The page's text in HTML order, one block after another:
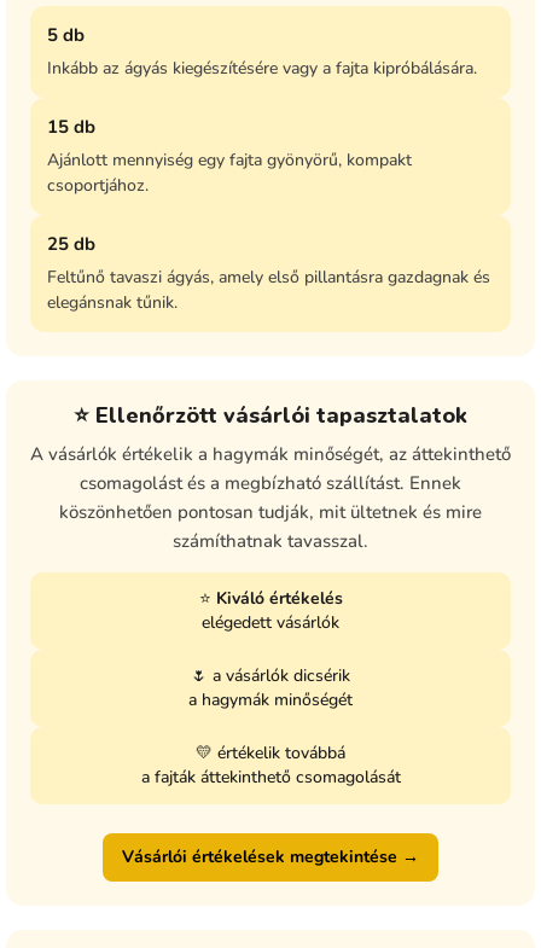
5 db
Inkább az ágyás kiegészítésére vagy a fajta kipróbálására.
15 db
Ajánlott mennyiség egy fajta gyönyörű, kompakt
csoportjához.
25 db
Feltűnő tavaszi ágyás, amely első pillantásra gazdagnak és
elegánsnak tűnik.
⭐ Ellenőrzött vásárlói tapasztalatok
A vásárlók értékelik a hagymák minőségét, az áttekinthető
csomagolást és a megbízható szállítást. Ennek
köszönhetően pontosan tudják, mit ültetnek és mire
számíthatnak tavasszal.
⭐ Kiváló értékelés
elégedett vásárlók
🌷 a vásárlók dicsérik
a hagymák minőségét
💛 értékelik továbbá
a fajták áttekinthető csomagolását
Vásárlói értékelések megtekintése →